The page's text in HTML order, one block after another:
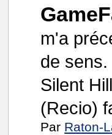
m'a
de
Silent
(Recio)
Par Raton-